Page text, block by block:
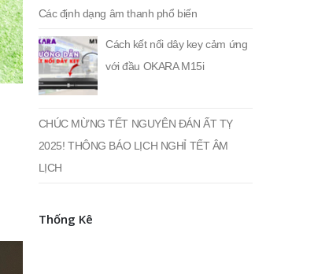
Các định dạng âm thanh phổ biến
Cách kết nối dây key cảm ứng
với đầu OKARA M15i
CHÚC MỪNG TẾT NGUYÊN ĐÁN ẤT TỴ
2025! THÔNG BÁO LỊCH NGHỈ TẾT ÂM
LỊCH
Thống Kê